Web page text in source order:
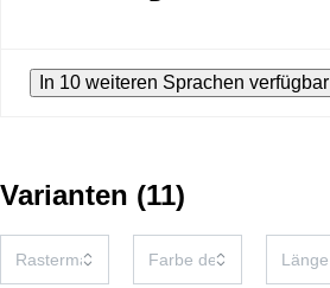
In 10 weiteren Sprachen verfügbar
Varianten (11)